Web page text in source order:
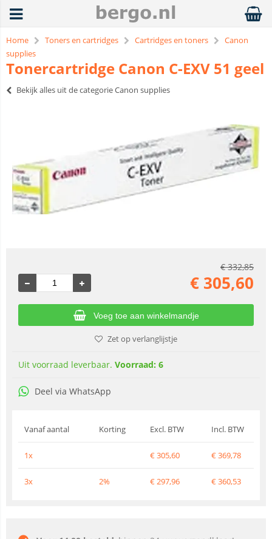
Home Toners en cartridges Cartridges en toners
Canon
supplies
Tonercartridge Canon C-EXV 51 geel
Bekijk alles uit de categorie Canon supplies
€332,85
€ 305,60
Voeg toe aan winkelmandje
Zet op verlanglijstje
Uit voorraad leverbaar. Voorraad: 6
Deel via WhatsApp
Vanaf aantal Korting Excl. BTW Incl. BTW
1x €305,60 €369,78
3x 2% €297,96 €360,53